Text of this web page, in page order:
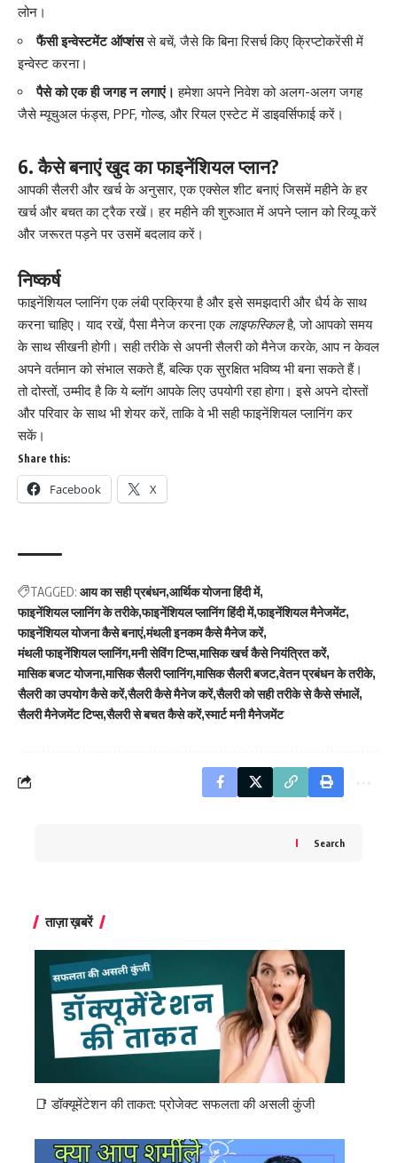
लोन।
फैंसी इन्वेस्टमेंट ऑप्शंससे बचें, जैसे कि बिना रिसर्च किए क्रिप्टोकरेंसी में
इन्वेस्ट करना।
पैसे को एक ही जगह न लगाएं। हमेशा अपने निवेश को अलग-अलग जगह
जैसे म्यूचुअल फंड्स, PPF, गोल्ड, और रियल एस्टेट में डाइवर्सिफाई करें।
6. कैसे बनाएं खुद का फाइनेंशियल प्लान?
आपकी सैलरी और खर्च के अनुसार, एक एक्सेल शीट बनाएं जिसमें महीने के हर
खर्च और बचत का ट्रैक रखें। हर महीने की शुरुआत में अपने प्लान को रिव्यू करें
और जरूरत पड़ने पर उसमें बदलाव करें।
निष्कर्ष
फाइनेंशियल प्लानिंग एक लंबी प्रक्रिया है और इसे समझदारी और धैर्य के साथ
करना चाहिए। याद रखें, पैसा मैनेज करना एक लाइफस्किलहै, जो आपको समय
के साथ सीखनी होगी। सही तरीके से अपनी सैलरी को मैनेज करके, आप न केवल
अपने वर्तमान को संभाल सकते हैं, बल्कि एक सुरक्षित भविष्य भी बना सकते हैं।
तो दोस्तों, उम्मीद है कि ये ब्लॉग आपके लिए उपयोगी रहा होगा। इसे अपने दोस्तों
और परिवार के साथ भी शेयर करें, ताकि वे भी सही फाइनेंशियल प्लानिंग कर
सकें।
Share this:
Facebook X
TAGGED: आय का सही प्रबंधन आर्थिक योजना हिंदी में
फाइनेंशियल प्लानिंग के तरीके फाइनेंशियल प्लानिंग हिंदी में फाइनेंशियल मैनेजमेंट
फाइनेंशियल योजना कैसे बनाएं मंथली इनकम कैसे मैनेज करें
मंथली फाइनेंशियल प्लानिंग मनी सेविंग टिप्स मासिक खर्च कैसे नियंत्रित करें
मासिक बजट योजना मासिक सैलरी प्लानिंग मासिक सैलरी बजट वेतन प्रबंधन के तरीके
सैलरी का उपयोग कैसे करें सैलरी कैसे मैनेज करें सैलरी को सही तरीके से कैसे संभालें
सैलरी मैनेजमेंट टिप्स सैलरी से बचत कैसे करें स्मार्ट मनी मैनेजमेंट
Search
ताज़ा ख़बरें
📑 डॉक्यूमेंटेशन की ताकत: प्रोजेक्ट सफलता की असली कुंजी